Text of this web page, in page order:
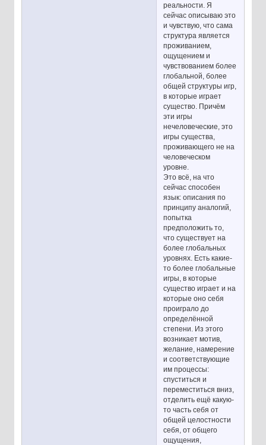
реальности. Я
сейчас описываю это
и чувствую, что сама
структура является
проживанием,
ощущением и
чувствованием более
глобальной, более
общей структуры игр,
в которые играет
существо. Причём
эти игры
нечеловеческие, это
игры существа,
проживающего не на
человеческом
уровне.
Это всё, на что
сейчас способен
язык: описания по
принципу аналогий,
попытка
предположить то,
что существует на
более глобальных
уровнях. Есть какие-
то более глобальные
игры, в которые
существо играет и на
которые оно себя
проиграло до
определённой
степени. Из этого
возникает мотив,
желание, намерение
и соответствующие
им процессы:
спуститься и
переместиться вниз,
отделить ещё какую-
то часть себя от
общей целостности
себя, от общего
ощущения,